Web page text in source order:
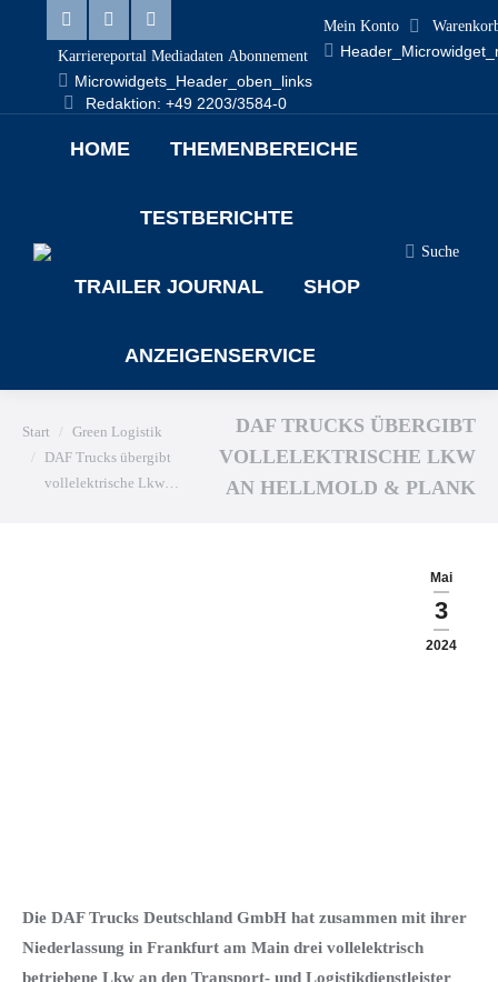
Linkedin
page
opens
in
Facebook
page
opens
in
X
page
opens
Karriereportal Mediadaten Abonnement
Microwidgets_Header_oben_links
Redaktion: +49 2203/3584-0
Mein Konto
HOME THEMENBEREICHE
TESTBERICHTE
TRAILER JOURNAL SHOP
ANZEIGENSERVICE
Search:
Suche
Sie befinden sich hier:
Start
Green Logistik
DAF Trucks übergibt
vollelektrische Lkw…
DAF TRUCKS ÜBERGIBT
VOLLELEKTRISCHE LKW
AN HELLMOLD & PLANK
Mai
3
2024
Die DAF Trucks Deutschland GmbH hat zusammen mit ihrer
Niederlassung in Frankfurt am Main drei vollelektrisch
betriebene Lkw an den Transport- und Logistikdienstleister